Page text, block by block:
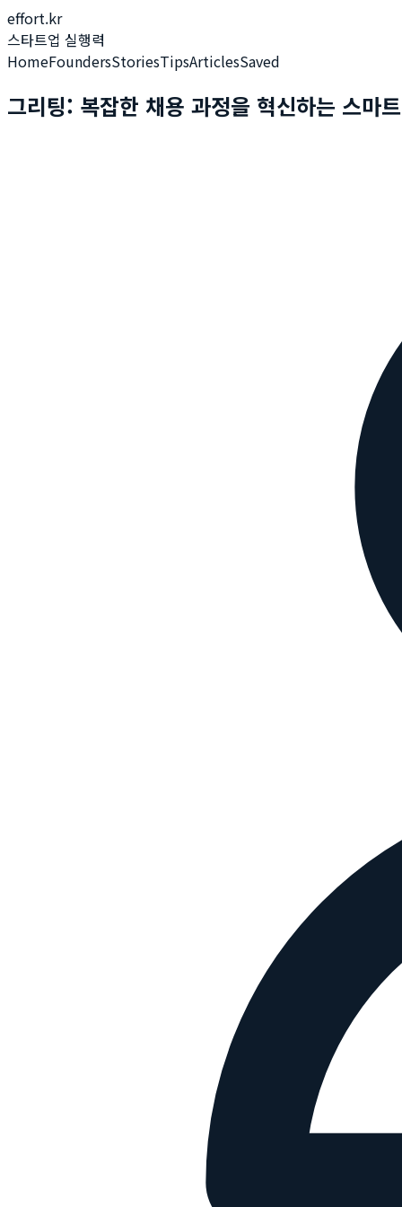
effort.kr
스타트업 실행력
HomeFoundersStoriesTipsArticlesSaved
그리팅: 복잡한 채용 과정을 혁신하는 스마